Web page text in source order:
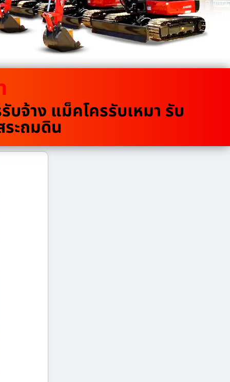
บจ้าง แม็คโครรับเหมา รับ
ะถมดิน